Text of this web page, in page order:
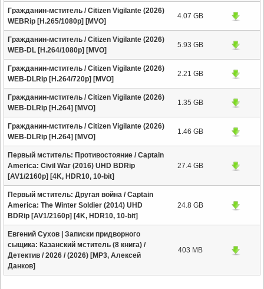
Гражданин-мститель / Citizen Vigilante (2026)
WEBRip [H.265/1080p] [MVO]
4.07 GB
Гражданин-мститель / Citizen Vigilante (2026)
WEB-DL [H.264/1080p] [MVO]
5.93 GB
Гражданин-мститель / Citizen Vigilante (2026)
WEB-DLRip [H.264/720p] [MVO]
2.21 GB
Гражданин-мститель / Citizen Vigilante (2026)
WEB-DLRip [H.264] [MVO]
1.35 GB
Гражданин-мститель / Citizen Vigilante (2026)
WEB-DLRip [H.264] [MVO]
1.46 GB
Первый мститель: Противостояние / Captain
America: Civil War (2016) UHD BDRip
[AV1/2160p] [4K, HDR10, 10-bit]
27.4 GB
Первый мститель: Другая война / Captain
America: The Winter Soldier (2014) UHD
BDRip [AV1/2160p] [4K, HDR10, 10-bit]
24.8 GB
Евгений Сухов | Записки придворного
сыщика: Казанский мститель (8 книга) /
Детектив / 2026 / (2026) [MP3, Алексей
Данков]
403 MB